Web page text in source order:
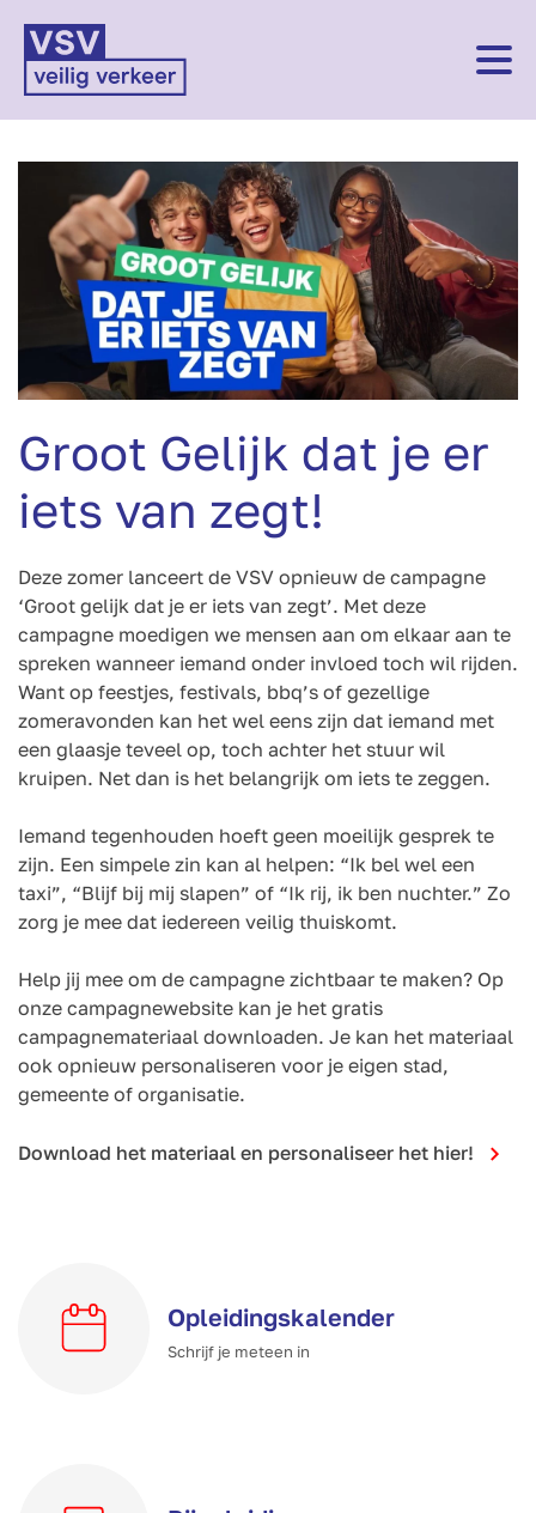
Groot Gelijk dat je er
iets van zegt!
Deze zomer lanceert de VSV opnieuw de campagne
‘Groot gelijk dat je er iets van zegt’. Met deze
campagne moedigen we mensen aan om elkaar aan te
spreken wanneer iemand onder invloed toch wil rijden.
Want op feestjes, festivals, bbq’s of gezellige
zomeravonden kan het wel eens zijn dat iemand met
een glaasje teveel op, toch achter het stuur wil
kruipen. Net dan is het belangrijk om iets te zeggen.
Iemand tegenhouden hoeft geen moeilijk gesprek te
zijn. Een simpele zin kan al helpen: “Ik bel wel een
taxi”, “Blijf bij mij slapen” of “Ik rij, ik ben nuchter.” Zo
zorg je mee dat iedereen veilig thuiskomt.
Help jij mee om de campagne zichtbaar te maken? Op
onze campagnewebsite kan je het gratis
campagnemateriaal downloaden. Je kan het materiaal
ook opnieuw personaliseren voor je eigen stad,
gemeente of organisatie.
Download het materiaal en personaliseer het hier!
Opleidings­kalender
Schrijf je meteen in